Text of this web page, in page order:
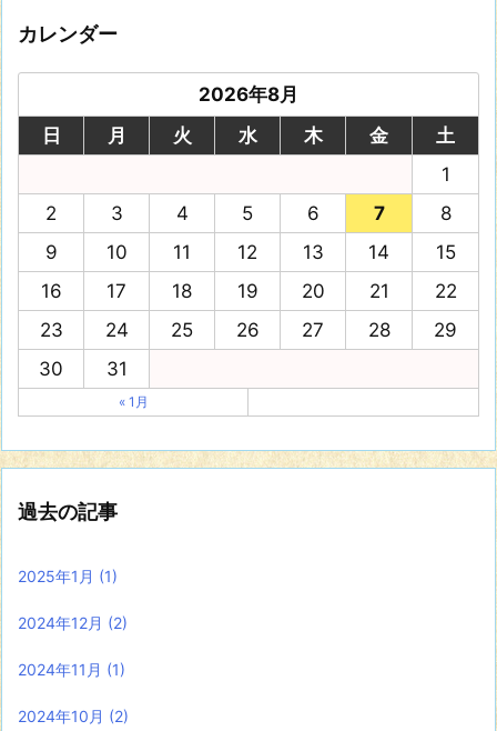
カレンダー
2026年8月
日
月 火 水 木 金
土
1
2
3 4 5 6 7
8
9
10 11 12 13 14
15
16
17 18 19 20 21
22
23
24 25 26 27 28
29
30
31
« 1月
過去の記事
2025年1月 (1)
2024年12月 (2)
2024年11月 (1)
2024年10月 (2)